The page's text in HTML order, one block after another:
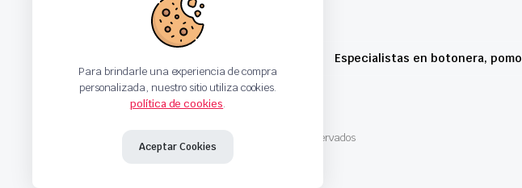
Especialistas en botonera,
Copyright 2024 © Motorche Autoparts. Todos los derechos reservados
Para brindarle una experiencia de compra
personalizada, nuestro sitio utiliza cookies.
política de cookies.
Aceptar Cookies